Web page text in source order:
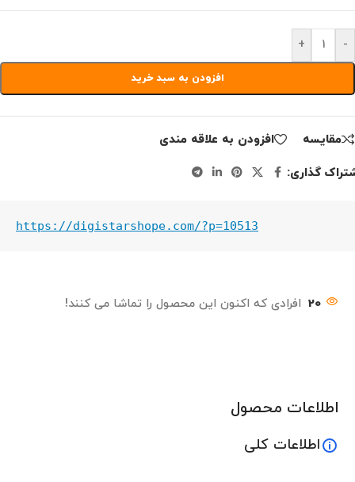
-
+
افزودن به سبد خرید
مقايسه
افزودن به علاقه مندی
گذاری:
https://digistarshope.com/?p=10513
20 افرادی که اکنون این محصول را تماشا می کنند!
اطلاعات محصول
اطلاعات کلی